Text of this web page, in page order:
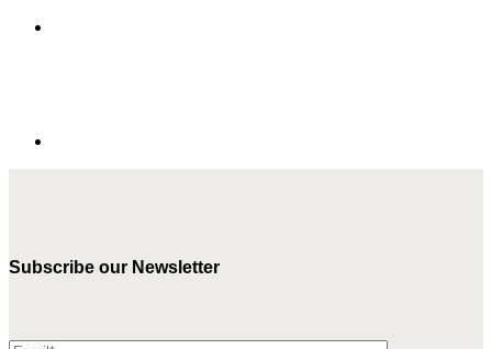
Subscribe our Newsletter